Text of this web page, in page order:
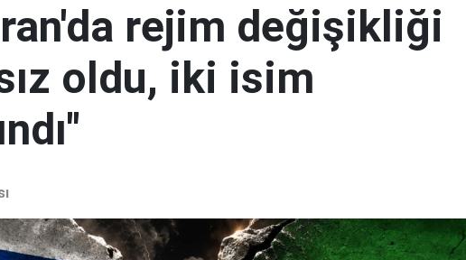
rejim değişikliği
oldu, iki isim